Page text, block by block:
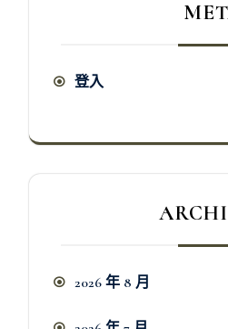
登入
2026 年 8 月